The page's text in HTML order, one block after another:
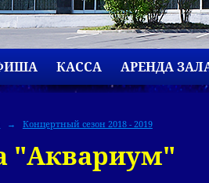
КАССА АРЕНДА
→ Концертный сезон 2018 - 2019
"Аквариум"